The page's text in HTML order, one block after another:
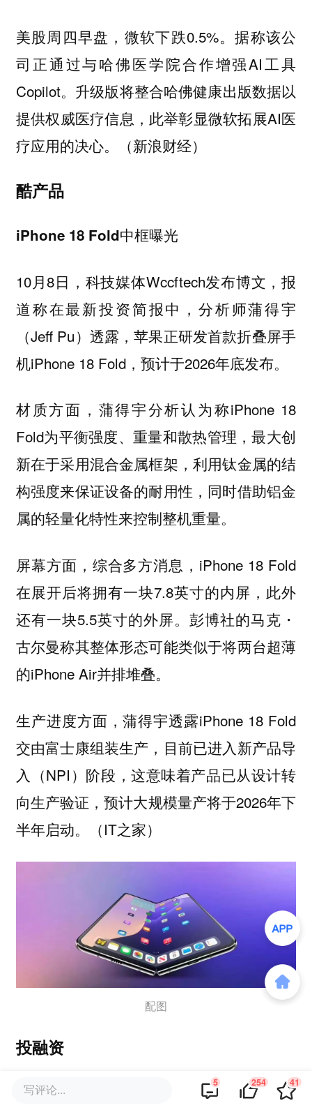
美股周四早盘，微软下跌0.5%。据称该公
司正通过与哈佛医学院合作增强AI工具
Copilot。升级版将整合哈佛健康出版数据以
提供权威医疗信息，此举彰显微软拓展AI医
疗应用的决心。（新浪财经）
酷产品
iPhone 18 Fold中框曝光
10月8日，科技媒体Wccftech发布博文，报
道称在最新投资简报中，分析师蒲得宇
（Jeff Pu）透露，苹果正研发首款折叠屏手
机iPhone 18 Fold，预计于2026年底发布。
材质方面，蒲得宇分析认为称iPhone 18
Fold为平衡强度、重量和散热管理，最大创
新在于采用混合金属框架，利用钛金属的结
构强度来保证设备的耐用性，同时借助铝金
属的轻量化特性来控制整机重量。
屏幕方面，综合多方消息，iPhone 18 Fold
在展开后将拥有一块7.8英寸的内屏，此外
还有一块5.5英寸的外屏。彭博社的马克・
古尔曼称其整体形态可能类似于将两台超薄
的iPhone Air并排堆叠。
生产进度方面，蒲得宇透露iPhone 18 Fold
交由富士康组装生产，目前已进入新产品导
入（NPI）阶段，这意味着产品已从设计转
向生产验证，预计大规模量产将于2026年下
半年启动。（IT之家）
配图
投融资
智能底盘首家独角兽诞生：CATL时代智能
写评论... 5 254 41